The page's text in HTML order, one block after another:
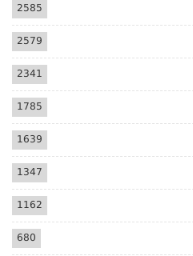
2585
2579
2341
1785
1639
1347
1162
680